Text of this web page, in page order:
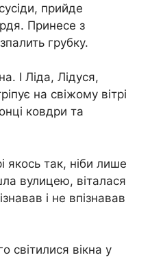
прийде
Принесе з
грубку.
І Ліда, Лідуся,
на свіжому вітрі
ковдри та
якось так, ніби лише
вулицею, віталася
і не впізнавав
світилися вікна у